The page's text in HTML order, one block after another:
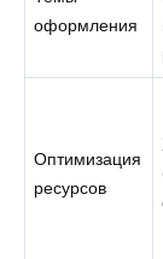
оформления
Оптимизация
ресурсов